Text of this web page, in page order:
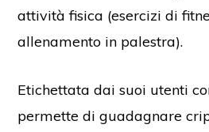
attività fisica (esercizi di
allenamento in palestra).
Etichettata dai suoi utenti
permette di guadagnare